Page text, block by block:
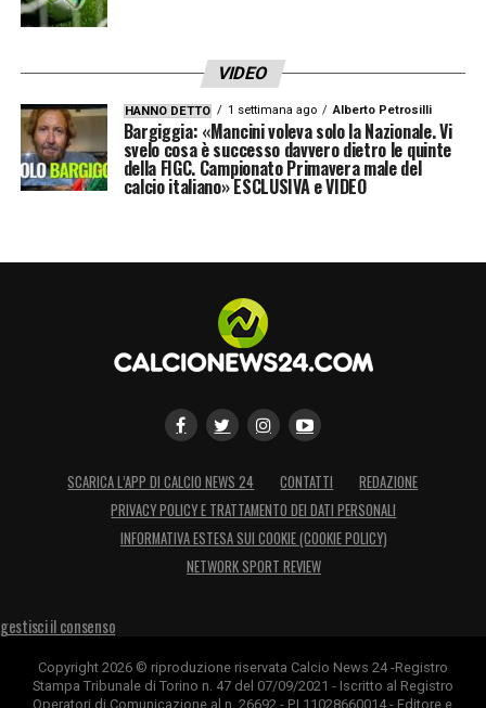
VIDEO
HANNO DETTO 1 settimana ago Alberto Petrosilli
Bargiggia: «Mancini voleva solo la Nazionale. Vi
svelo cosa è successo davvero dietro le quinte
della FIGC. Campionato Primavera male del
calcio italiano» ESCLUSIVA e VIDEO
SCARICA L’APP DI CALCIO NEWS 24 CONTATTI
REDAZIONE
PRIVACY POLICY E TRATTAMENTO DEI DATI PERSONALI
INFORMATIVA ESTESA SUI COOKIE (COOKIE POLICY)
NETWORK SPORT REVIEW
gestisci il consenso
Copyright 2026 © riproduzione riservata Calcio News 24 -Registro
Stampa Tribunale di Torino n. 47 del 07/09/2021 - Iscritto al Registro
Operatori di Comunicazione al n. 26692 - P.I.11028660014 - Editore e